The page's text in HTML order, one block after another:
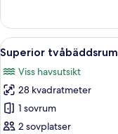
dubbelrum
Öppna
alla
foton
för
Superior
tvåbäddsrum
6
Superior tvåbäddsrum
Viss havsutsikt
28 kvadratmeter
1 sovrum
2 sovplatser